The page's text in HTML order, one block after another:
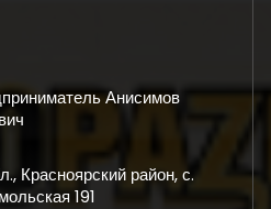
Анисимов
Красноярский район, с.
191